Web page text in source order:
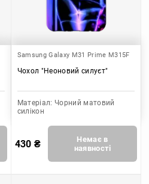
Samsung Galaxy M31 Prime M315F
Чохол "Неоновий силуєт"
Матеріал: Чорний матовий
силікон
430 ₴
Немає в
наявності